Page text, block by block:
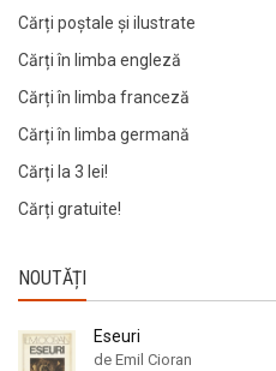
Cărți poștale și ilustrate
Cărți în limba engleză
Cărți în limba franceză
Cărți în limba germană
Cărți la 3 lei!
Cărți gratuite!
NOUTĂȚI
Eseuri
de Emil Cioran